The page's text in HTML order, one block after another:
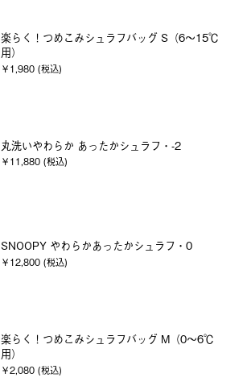
楽らく！つめこみシュラフバッグ S（6～15℃
用）
￥1,980 (税込)
丸洗いやわらか あったかシュラフ・-2
￥11,880 (税込)
SNOOPY やわらかあったかシュラフ・0
￥12,800 (税込)
楽らく！つめこみシュラフバッグ M（0～6℃
用）
￥2,080 (税込)